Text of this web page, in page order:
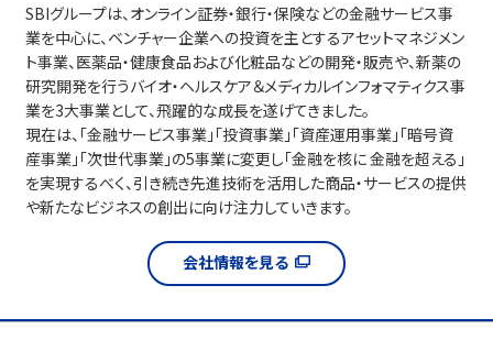
SBIグループは、オンライン証券・銀行・保険などの金融サービス事
業を中心に、ベンチャー企業への投資を主とするアセットマネジメン
ト事業、医薬品・健康食品および化粧品などの開発・販売や、新薬の
研究開発を行うバイオ・ヘルスケア＆メディカルインフォマティクス事
業を3大事業として、飛躍的な成長を遂げてきました。
現在は、「金融サービス事業」「投資事業」「資産運用事業」「暗号資
産事業」「次世代事業」の5事業に変更し「金融を核に 金融を超える」
を実現するべく、引き続き先進技術を活用した商品・サービスの提供
や新たなビジネスの創出に向け注力していきます。
会社情報を見る